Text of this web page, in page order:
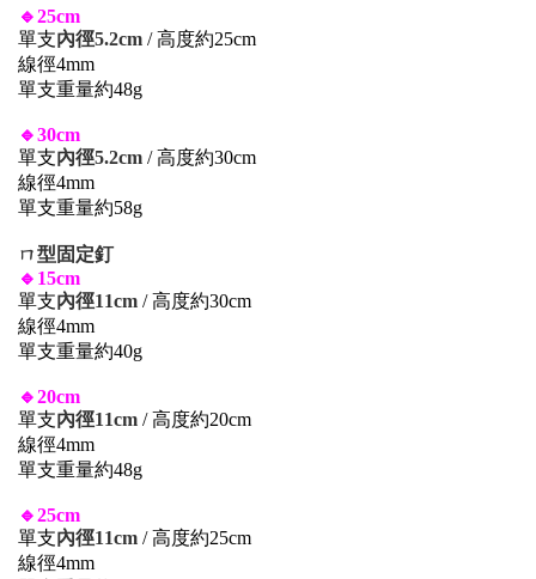
🔹25cm
單支內徑5.2cm/ 高度約25cm
線徑4mm
單支重量約48g
🔹30cm
單支內徑5.2cm/ 高度約30cm
線徑4mm
單支重量約58g
ㄇ型 固定釘
🔹15cm
單支內徑11cm/ 高度約30cm
線徑4mm
單支重量約40g
🔹20cm
單支內徑11cm/ 高度約20cm
線徑4mm
單支重量約48g
🔹25cm
單支內徑11cm/ 高度約25cm
線徑4mm